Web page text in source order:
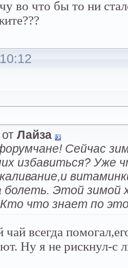
во что бы то ни
Лайза
Сейчас
избавиться? Уже
болеть. Этой зимой
что знает по
всегда
Ну я не рискнул-с